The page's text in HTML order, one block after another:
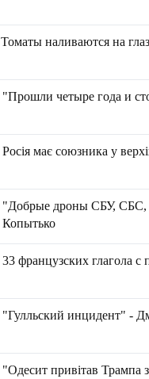
Томаты наливаются на
"Прошли четыре года и
Росія має союзника у
"Добрые дроны СБУ, СБС,
Копытько
33 французских глагола
"Гулльский инцидент" -
"Одесит привітав